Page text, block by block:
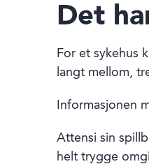
Det
For et sykehus
langt mellom,
Informasjonen
Attensi sin
helt trygge